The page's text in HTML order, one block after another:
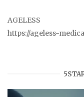
AGELESS
https://ageless-